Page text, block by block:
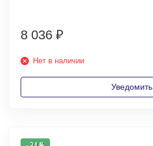
8 036 ₽
Нет в наличии
Уведомить